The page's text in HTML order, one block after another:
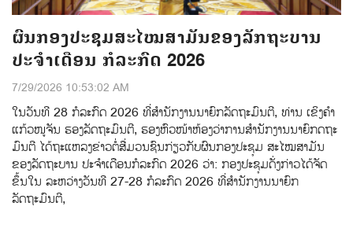
ຜົນກອງປະຊຸມສະໄໝສາມັນຂອງລັກຖະບານ
ປະຈຳເດືອນ ກໍລະກົດ 2026
7/29/2026 10:53:02 AM
ໃນວັນທີ 28 ກໍລະກົດ 2026 ທີ່ສໍານັກງານນາຍົກລັດຖະມົນຕີ, ທ່ານ ເຂິງຄຳ
ແກ້ວໜູຈັນ ຮອງລັດຖະມົນຕີ, ຮອງຫົວໜ້າຫ້ອງວ່າການສໍານັກງານນາຍົກດຖະ
ມົນຕີ ໄດ້ຖະແຫລງຂ່າວຕໍ່ສ່ືມວນຊົນກ່ຽວກັບຜົນກອງປະຊຸມ ສະໄໝສາມັນ
ຂອງລັດຖະບານ ປະຈຳເດືອນກໍລະກົດ 2026 ວ່າ: ກອງປະຊຸມດັ່ງກ່າວໄດ້ຈັດ
ຂຶ້ນໃນ ລະຫວ່າງວັນທີ 27-28 ກໍລະກົດ 2026 ທີ່ສໍານັກງານນາຍົກ
ລັດຖະມົນຕີ,